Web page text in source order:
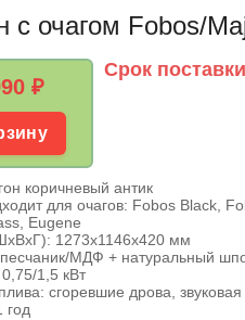
с очагом Fobos/
₽
Срок
коричневый антик
для очагов: Fobos Black,
Eugene
1273х1146х420 мм
МДФ + натуральный
1,5 кВт
сгоревшие дрова,
год